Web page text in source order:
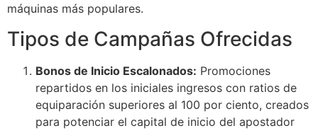
Panel
Panel
panel
panel
máquinas más populares.
Tipos de Campañas Ofrecidas
Bonos de Inicio Escalonados: Promociones
repartidos en los iniciales ingresos con ratios de
equiparación superiores al 100 por ciento, creados
para potenciar el capital de inicio del apostador